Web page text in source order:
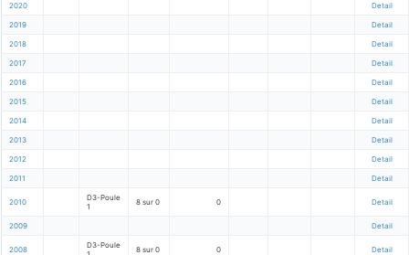
2020 Detail
2019 Detail
2018 Detail
2017 Detail
2016 Detail
2015 Detail
2014 Detail
2013 Detail
2012 Detail
2011 Detail
2010
D3-Poule
1
8 sur 0 0 Detail
2009 Detail
2008
D3-Poule
8 sur 0 0 Detail